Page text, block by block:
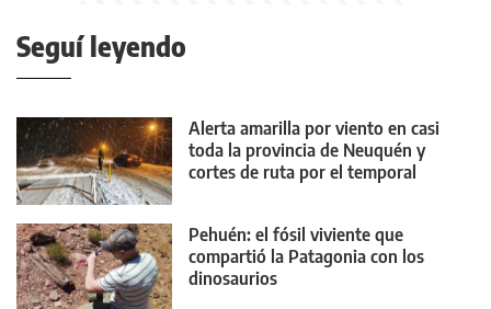
Seguí leyendo
Alerta amarilla por viento en casi
toda la provincia de Neuquén y
cortes de ruta por el temporal
Pehuén: el fósil viviente que
compartió la Patagonia con los
dinosaurios